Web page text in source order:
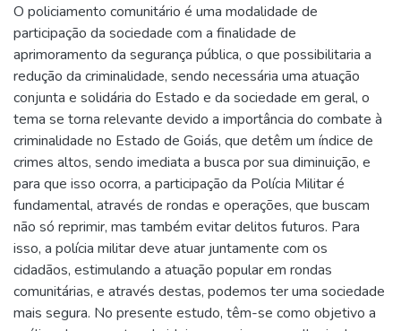
O policiamento comunitário é uma modalidade de
participação da sociedade com a finalidade de
aprimoramento da segurança pública, o que possibilitaria a
redução da criminalidade, sendo necessária uma atuação
conjunta e solidária do Estado e da sociedade em geral, o
tema se torna relevante devido a importância do combate à
criminalidade no Estado de Goiás, que detêm um índice de
crimes altos, sendo imediata a busca por sua diminuição, e
para que isso ocorra, a participação da Polícia Militar é
fundamental, através de rondas e operações, que buscam
não só reprimir, mas também evitar delitos futuros. Para
isso, a polícia militar deve atuar juntamente com os
cidadãos, estimulando a atuação popular em rondas
comunitárias, e através destas, podemos ter uma sociedade
mais segura. No presente estudo, têm-se como objetivo a